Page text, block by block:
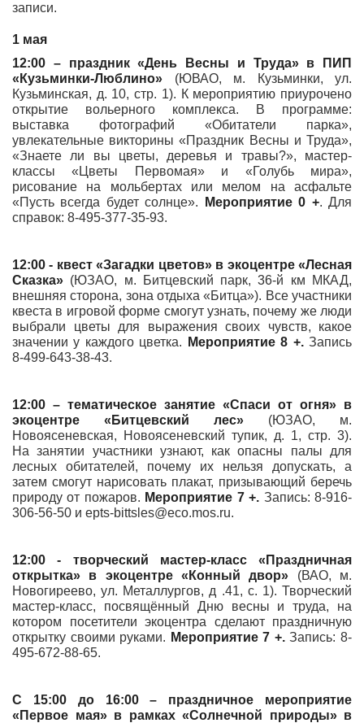
записи.
1 мая
12:00 – праздник «День Весны и Труда» в
ПИП
«Кузьминки-Люблино»
(ЮВАО, м. Кузьминки, ул.
Кузьминская, д. 10, стр. 1). К мероприятию приурочено
открытие вольерного комплекса.
В программе:
выставка фотографий «Обитатели парка»,
увлекательные викторины «Праздник Весны и Труда»,
«Знаете ли вы цветы, деревья и травы?», мастер-
классы «Цветы Первомая» и «Голубь мира»,
рисование на мольбертах или мелом на асфальте
«Пусть всегда будет солнце».
Мероприятие 0 +. Для
справок: 8-495-377-35-93.
12:00 - квест «Загадки цветов» в экоцентре «Лесная
Сказка» (ЮЗАО, м. Битцевский парк, 36-й км МКАД,
внешняя сторона, зона отдыха «Битца»). Все участники
квеста в игровой форме смогут узнать, почему же люди
выбрали цветы для выражения своих чувств, какое
значении у каждого цветка.
Мероприятие 8 +.Запись
8-499-643-38-43.
12:00 – тематическое занятие «Спаси от огня» в
экоцентре «Битцевский лес»
(ЮЗАО, м.
Новоясеневская, Новоясеневский тупик, д. 1, стр. 3).
На занятии участники узнают, как опасны палы для
лесных обитателей, почему их нельзя допускать, а
затем смогут нарисовать плакат, призывающий беречь
природу от пожаров. Мероприятие 7 +. Запись: 8-916-
306-56-50 и epts-bittsles@eco.mos.ru.
12:00 - творческий мастер-класс «Праздничная
открытка» в экоцентре «Конный двор» (ВАО, м.
Новогиреево, ул. Металлургов, д .41, с. 1). Творческий
мастер-класс, посвящённый Дню весны и труда, на
котором посетители экоцентра сделают праздничную
открытку своими руками. Мероприятие 7 +.Запись: 8-
495-672-88-65.
С 15:00 до 16:00 – праздничное мероприятие
«Первое мая» в рамках «Солнечной природы» в